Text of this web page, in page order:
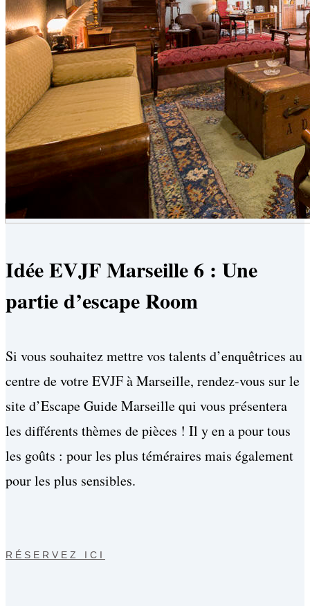
Idée EVJF Marseille 6 : Une
partie d’escape Room
Si vous souhaitez mettre vos talents d’enquêtrices au
centre de votre EVJF à Marseille, rendez-vous sur le
site d’Escape Guide Marseille qui vous présentera
les différents thèmes de pièces ! Il y en a pour tous
les goûts : pour les plus téméraires mais également
pour les plus sensibles.
RÉSERVEZ ICI